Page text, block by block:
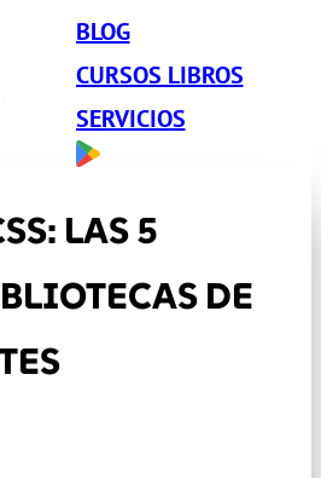
BLOG
CURSOS LIBROS
SERVICIOS
LAS 5
DE